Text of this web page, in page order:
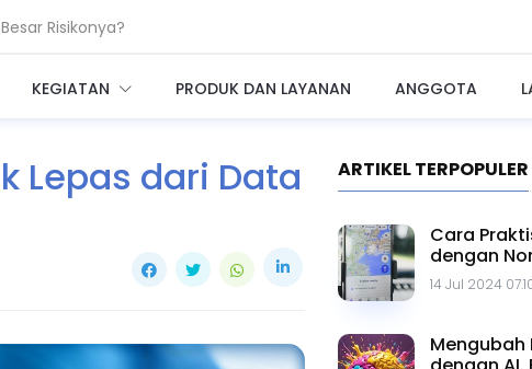
Risikonya?
AI Raksasa
KEGIATAN PRODUK DAN LAYANAN ANGGOTA
Lepas dari Data
ARTIKEL TERPOPULER
Cara
dengan
Google
14 Jul 2024
Mengubah